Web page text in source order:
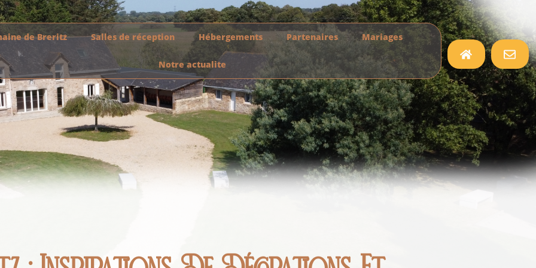
de Breritz Salles de réception Hébergements Partenaires Mariages
Notre actualite